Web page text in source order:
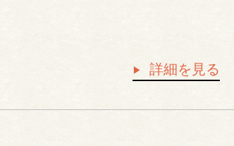
詳細を見る